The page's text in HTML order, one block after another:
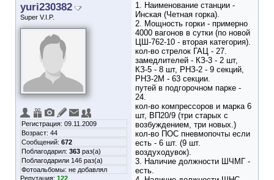
yuri230382
Super V.I.P.
Регистрация: 09.11.2009
Возраст: 44
Сообщений: 672
Поблагодарил: 363 раз(а)
Поблагодарили 146 раз(а)
Фотоальбомы: не добавлял
Репутация: 122
1. Наименование станции -
Инская (Четная горка).
2. Мощность горки - примерно
4000 вагонов в сутки (по новой
ЦШ-762-10 - вторая категория).
кол-во стрелок ГАЦ - 27.
замедлителей - КЗ-3 - 2 шт,
КЗ-5 - 8 шт, РНЗ-2 - 9 секций,
РНЗ-2М - 63 секции.
путей в подгорочном парке -
24.
кол-во компрессоров и марка 6
шт, ВП20/9 (три старых с
возбуждением, три новых.)
кол-во ПОС пневмопочты если
есть - 6 шт. (9 шт.
воздуходувок).
3. Наличие должности ШЧМГ -
есть.